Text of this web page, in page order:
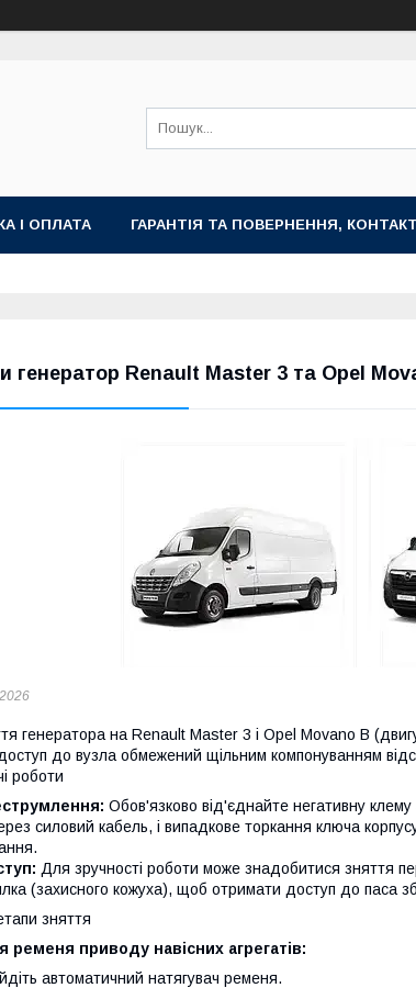
І ОПЛАТА ГАРАНТІЯ ТА ПОВЕРНЕННЯ,
генератор Renault Master 3 та Opel
генератора на Renault Master 3 і Opel Movano B
доступ до вузла обмежений щільним компонуванням
роботи
Обов'язково від'єднайте негативну
силовий кабель, і випадкове торкання ключа
Для зручності роботи може знадобитися зняття
(захисного кожуха), щоб отримати доступ до паса
зняття
ременя приводу навісних агрегатів:
автоматичний натягувач ременя.